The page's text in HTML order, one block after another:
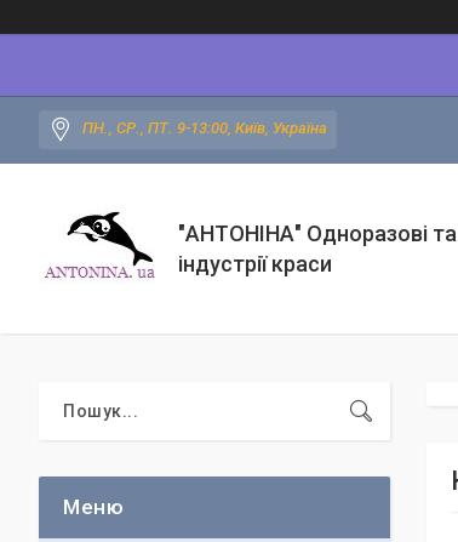
ПН., СР., ПТ. 9-13:00, Київ, Україна
"АНТОНІНА" Одноразові
індустрії краси